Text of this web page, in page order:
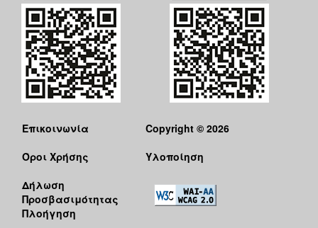
Επικοινωνία
Όροι Χρήσης
Δήλωση
Προσβασιμότητας
Πλοήγηση
Copyright © 2026
Υλοποίηση